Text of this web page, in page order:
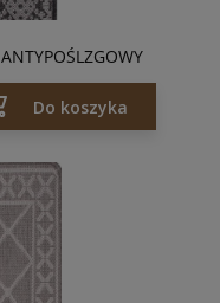
DYWAN FLEX 19636/P80 SZNURKOWY ANTYPOŚLZGOWY
Do koszyka